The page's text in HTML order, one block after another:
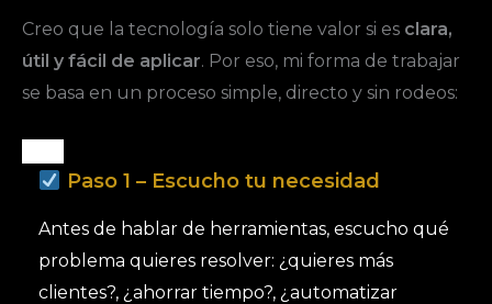
Creo que la tecnología solo tiene valor si es clara,
útil y fácil de aplicar. Por eso, mi forma de trabajar
se basa en un proceso simple, directo y sin rodeos:
Paso 1 – Escucho tu necesidad
Antes de hablar de herramientas, escucho qué
problema quieres resolver: ¿quieres más
clientes?, ¿ahorrar tiempo?, ¿automatizar